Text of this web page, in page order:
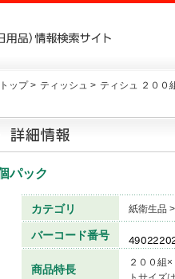
ップ > ティッシュ > ティシュ ２００
パック
カテゴリ 紙衛生品
バーコード番号
商品特長
２００組